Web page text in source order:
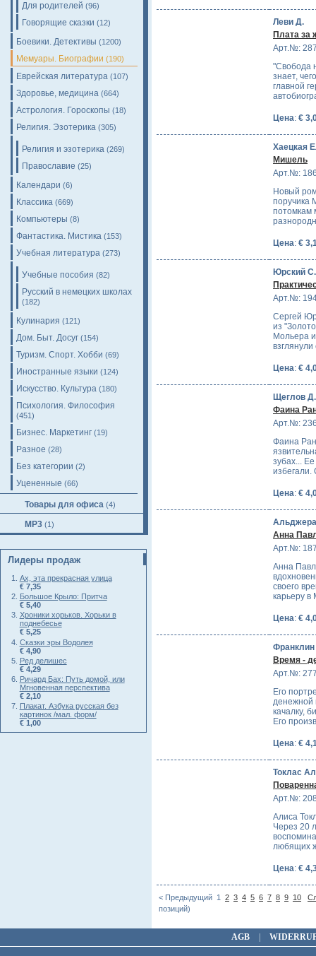
Для родителей (96)
Говорящие сказки (12)
Боевики. Детективы (1200)
Мемуары. Биографии (190)
Еврейская литература (107)
Здоровье, медицина (664)
Астрология. Гороскопы (18)
Религия. Эзотерика (305)
Религия и эзотерика (269)
Православие (25)
Календари (6)
Классика (669)
Компьютеры (8)
Фантастика. Мистика (153)
Учебная литература (273)
Учебные пособия (82)
Русский в немецких школах
(182)
Кулинария (121)
Дом. Быт. Досуг (154)
Туризм. Спорт. Хобби (69)
Иностранные языки (124)
Искусство. Культура (180)
Психология. Философия
(451)
Бизнес. Маркетинг (19)
Разное (28)
Без категории (2)
Уцененные (66)
Товары для офиса (4)
MP3 (1)
Лидеры продаж
Ах, эта прекрасная улица
€ 7,35
Большое Крыло: Притча
€ 5,40
Хроники хорьков. Хорьки в
поднебесье
€ 5,25
Сказки эры Водолея
€ 4,90
Ред делишес
€ 4,29
Ричард Бах: Путь домой, или
Мгновенная перспектива
€ 2,10
Плакат. Азбука русская без
картинок /мал. форм/
€ 1,00
Леви Д.
Плата за
Арт.№:
"Свобода
знает,
главной
Цена: €
Хаецкая
Мишель
Арт.№:
Новый
поручика
потомкам
Цена: €
Юрский С.
Арт.№:
Сергей
из
Мольера
Цена: €
Щеглов Д.
Фаина
Арт.№:
Фаина
зубах...
Цена: €
Анна
Арт.№:
Анна
своего
карьеру
Цена: €
Время -
Арт.№:
Его
денежной
качалку,
Его
Цена: €
Токлас
Арт.№:
Алиса
Через 20
любящих
Цена: €
< Предыдущий 1 2 3 4 5 6 7 8 9 10
позиций)
AGB